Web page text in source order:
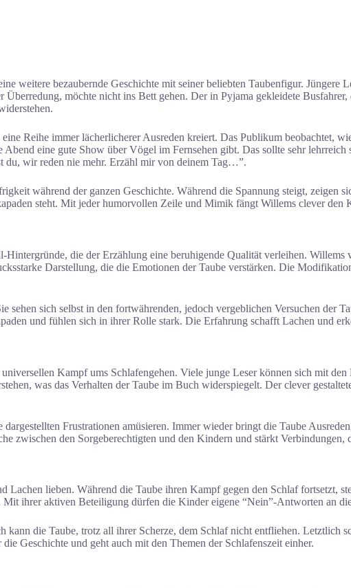
weitere bezaubernde Geschichte mit seiner beliebten Taubenfigur.
Überredung, möchte nicht ins Bett gehen. Der in Pyjama gekleidete
Reihe immer lächerlicherer Ausreden kreiert. Das Publikum beobachtet,
eine gute Show über Vögel im Fernsehen gibt. Das sollte sehr
du, wir reden nie mehr. Erzähl mir von deinem Tag…”.
während der ganzen Geschichte. Während die Spannung steigt, zeigen
steht. Mit jeder humorvollen Zeile und Mimik fängt Willems clever den
Hintergründe, die der Erzählung eine beruhigende Qualität verleihen.
Darstellung, die die Emotionen der Taube verstärken. Die
sich selbst in den fortwährenden, jedoch vergeblichen Versuchen der
und fühlen sich in ihrer Rolle stark. Die Erfahrung schafft Lachen und
Kampf ums Schlafengehen. Viele junge Leser können sich mit
was das Verhalten der Taube im Buch widerspiegelt. Der clever
Frustrationen amüsieren. Immer wieder bringt die Taube
zwischen den Sorgeberechtigten und den Kindern und stärkt
lieben. Während die Taube ihren Kampf gegen den Schlaf fortsetzt,
ihrer aktiven Beteiligung dürfen die Kinder eigene “Nein”-Antworten an
die Taube, trotz all ihrer Scherze, dem Schlaf nicht entfliehen. Letztlich
Geschichte und geht auch mit den Themen der Schlafenszeit einher.